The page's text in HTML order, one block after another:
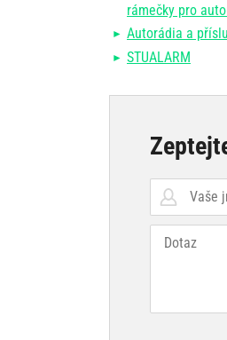
rámečky pro
Autorádia a
STUALARM